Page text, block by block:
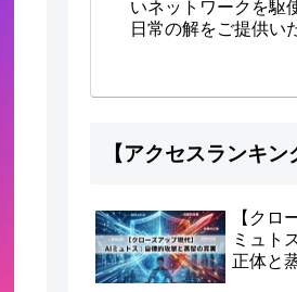
いネットワークを駆
日常の解をご提供い
【アクセスランキン
【クロ
ミュト
正体と